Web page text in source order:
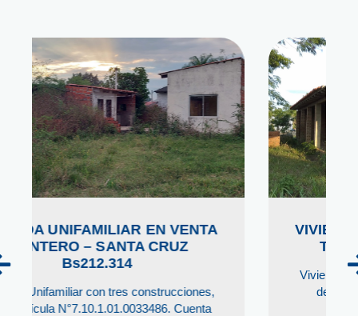
VENTA
Cuenta
VIVIENDA UNIFAMILIAR EN
TRINIDAD - BENI Bs173.076
Vivienda Unifamiliar ubicado en la Zona
de la ciudad de Trinidad, con Matricula
Computarizada N...